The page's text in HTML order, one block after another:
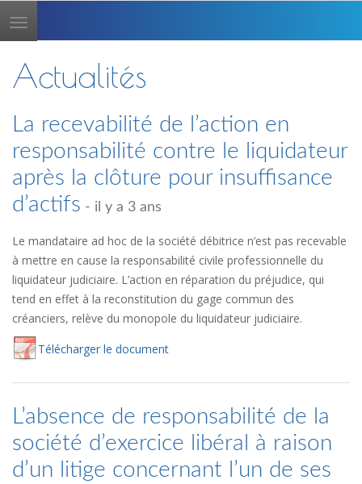
Toggle
navigation
Actualités
La recevabilité de l’action en
responsabilité contre le liquidateur
après la clôture pour insuffisance
d’actifs - il y a 3 ans
Le mandataire ad hoc de la société débitrice n’est pas recevable
à mettre en cause la responsabilité civile professionnelle du
liquidateur judiciaire. L’action en réparation du préjudice, qui
tend en effet à la reconstitution du gage commun des
créanciers, relève du monopole du liquidateur judiciaire.
Télécharger le document
L’absence de responsabilité de la
société d’exercice libéral à raison
d’un litige concernant l’un de ses